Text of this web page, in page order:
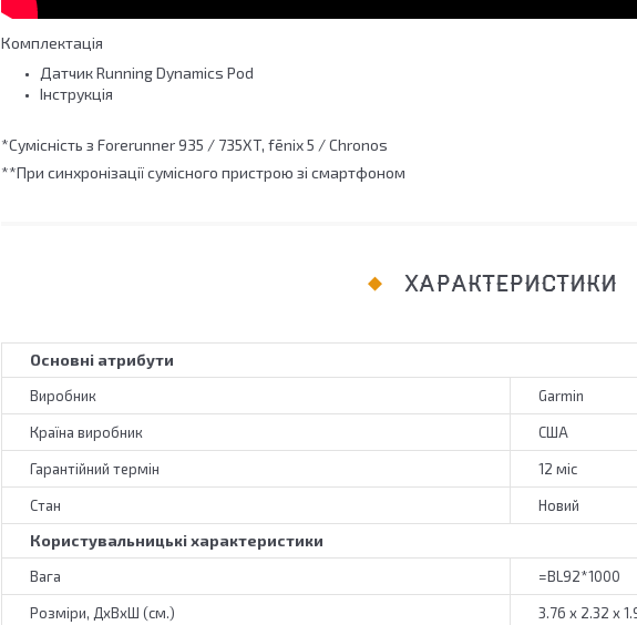
Комплектація
Датчик Running Dynamics Pod
Інструкція
*Сумісність з Forerunner 935 / 735XT, fēnix 5 / Chronos
**При синхронізації сумісного пристрою зі смартфоном
ХАРАКТЕРИСТИКИ
Основні атрибути
Виробник Garmin
Країна виробник США
Гарантійний термін 12 міс
Стан Новий
Користувальницькі характеристики
Вага =BL92*1000
Розміри, ДхВхШ (см.) 3.76 x 2.32 x